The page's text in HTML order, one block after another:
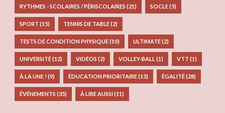
RYTHMES - SCOLAIRES / PÉRISCOLAIRES (21) SOCLE(5)
SPORT (15) TENNIS DE TABLE(2)
TESTS DE CONDITION PHYSIQUE(10) ULTIMATE(2)
UNIVERSITÉ(12) VIDÉOS (2) VOLLEY-BALL (1) VTT (1)
À LA UNE ! (9) ÉDUCATION PRIORITAIRE(13) ÉGALITÉ(28)
ÉVÉNEMENTS (35) À LIRE AUSSI (11)